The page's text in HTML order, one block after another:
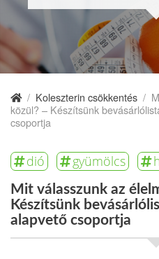
/ Koleszterin csökkentés /
közül? – Készítsünk
csoportja
dió gyümölcs
Mit válasszunk az
Készítsünk
alapvető csoportja